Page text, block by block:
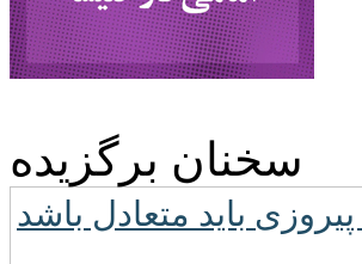
سخنان برگزیده
باید متعادل باشد